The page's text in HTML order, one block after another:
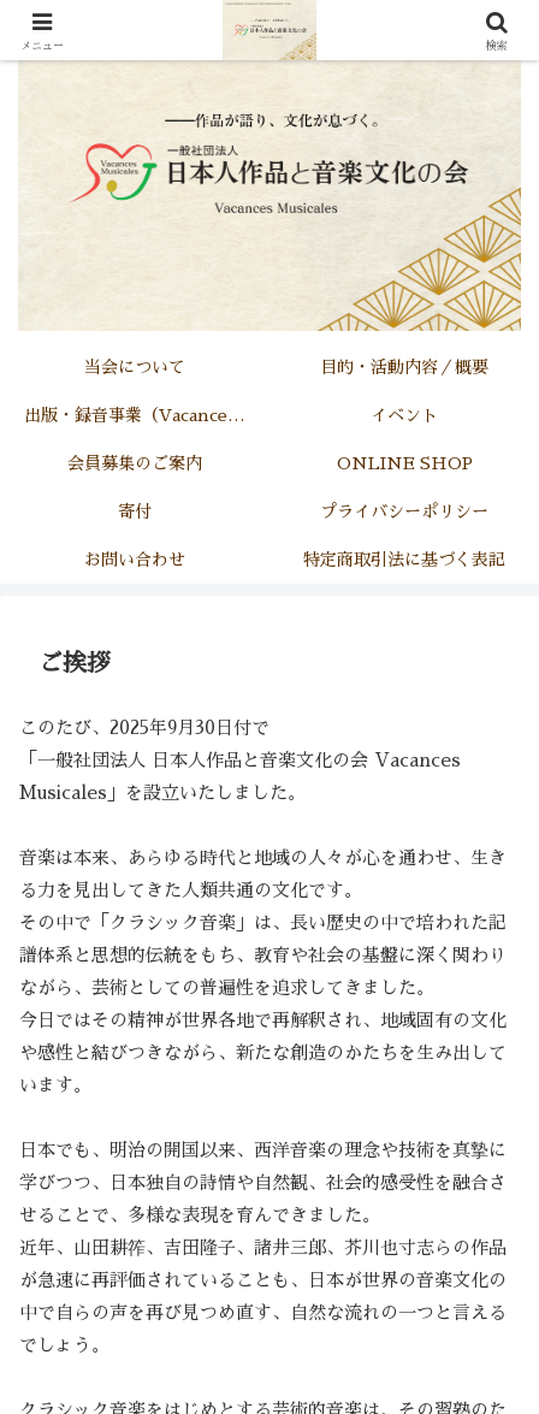
当会について 目的・活動内容／概要
出版・録音事業（Vacances Musicales) イベント
会員募集のご案内 ONLINE SHOP
寄付 プライバシーポリシー
お問い合わせ 特定商取引法に基づく表記
ご挨拶
このたび、2025年9月30日付で
「一般社団法人 日本人作品と音楽文化の会 Vacances
Musicales」を設立いたしました。
音楽は本来、あらゆる時代と地域の人々が心を通わせ、生き
る力を見出してきた人類共通の文化です。
その中で「クラシック音楽」は、長い歴史の中で培われた記
譜体系と思想的伝統をもち、教育や社会の基盤に深く関わり
ながら、芸術としての普遍性を追求してきました。
今日ではその精神が世界各地で再解釈され、地域固有の文化
や感性と結びつきながら、新たな創造のかたちを生み出して
います。
日本でも、明治の開国以来、西洋音楽の理念や技術を真摯に
学びつつ、日本独自の詩情や自然観、社会的感受性を融合さ
せることで、多様な表現を育んできました。
近年、山田耕筰、吉田隆子、諸井三郎、芥川也寸志らの作品
が急速に再評価されていることも、日本が世界の音楽文化の
中で自らの声を再び見つめ直す、自然な流れの一つと言える
でしょう。
クラシック音楽をはじめとする芸術的音楽は、その習熟のた
メニュー 検索